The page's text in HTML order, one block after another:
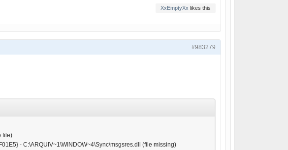
XxEmptyXx likes this
#983279
file)
- C:\ARQUIV~1\WINDOW~4\Sync\msgsres.dll (file missing)